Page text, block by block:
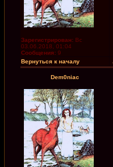
Зарегистрирован: Вс
03.06.2018, 01:04
Сообщения: 9
Вернуться к началу
Dem0niac